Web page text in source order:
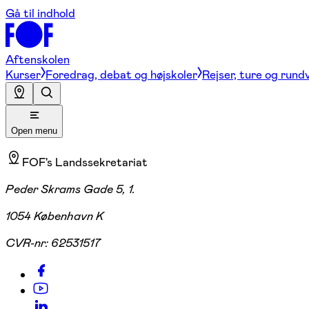
Gå til indhold
Aftenskolen
Kurser Foredrag, debat og højskoler Rejser, ture og
Open menu
FOF's Landssekretariat
Peder Skrams Gade 5, 1.
1054 København K
CVR-nr: 62531517